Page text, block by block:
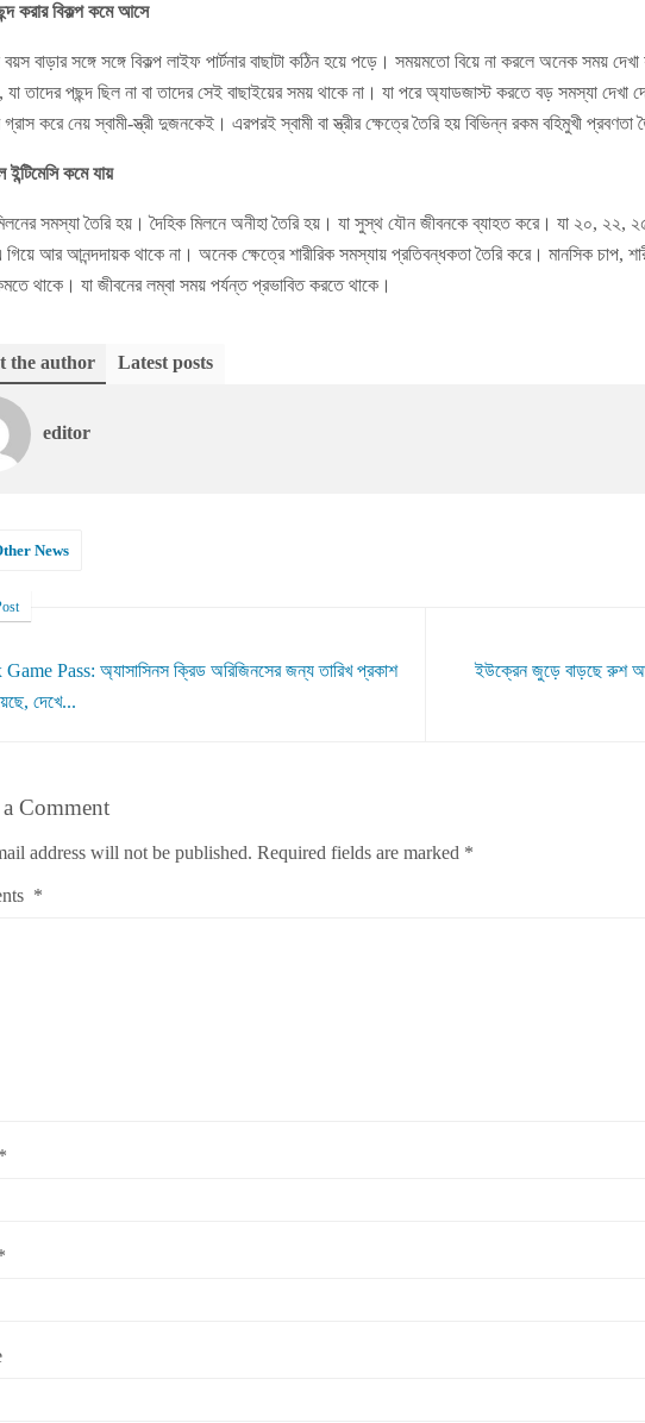
করার বিকল্প কমে আসে
বাড়ার সঙ্গে সঙ্গে বিকল্প লাইফ পার্টনার বাছাটা কঠিন হয়ে পড়ে। সময়মতো বিয়ে না করলে অনেক সময়
তাদের পছন্দ ছিল না বা তাদের সেই বাছাইয়ের সময় থাকে না। যা পরে অ্যাডজাস্ট করতে বড় সমস্যা দেখা
করে নেয় স্বামী-স্ত্রী দুজনকেই। এরপরই স্বামী বা স্ত্রীর ক্ষেত্রে তৈরি হয় বিভিন্ন রকম বহিমুখী
ইন্টিমেসি কমে যায়
সমস্যা তৈরি হয়। দৈহিক মিলনে অনীহা তৈরি হয়। যা সুস্থ যৌন জীবনকে ব্যাহত করে। যা ২০,
আর আনন্দদায়ক থাকে না। অনেক ক্ষেত্রে শারীরিক সমস্যায় প্রতিবন্ধকতা তৈরি করে। মানসিক চাপ,
থাকে। যা জীবনের লম্বা সময় পর্যন্ত প্রভাবিত করতে থাকে।
the author Latest posts
editor
News
Pass: অ্যাসাসিনস ক্রিড অরিজিনসের জন্য তারিখ প্রকাশ
দেখে...
ইউক্রেন জুড়ে বাড়ছে রুশ
Comment
address will not be published. Required fields are marked *
*
*